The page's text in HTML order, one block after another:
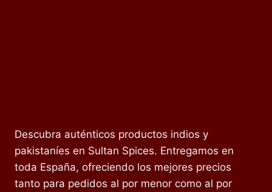
Descubra auténticos productos indios y
pakistaníes en Sultan Spices. Entregamos en
toda España, ofreciendo los mejores precios
tanto para pedidos al por menor como al por